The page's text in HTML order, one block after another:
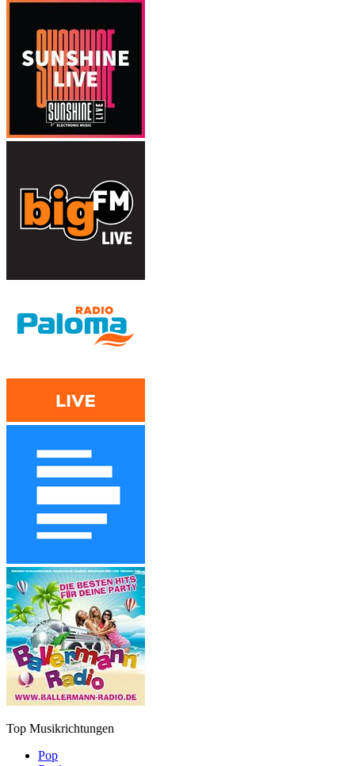
Top Musikrichtungen
Pop